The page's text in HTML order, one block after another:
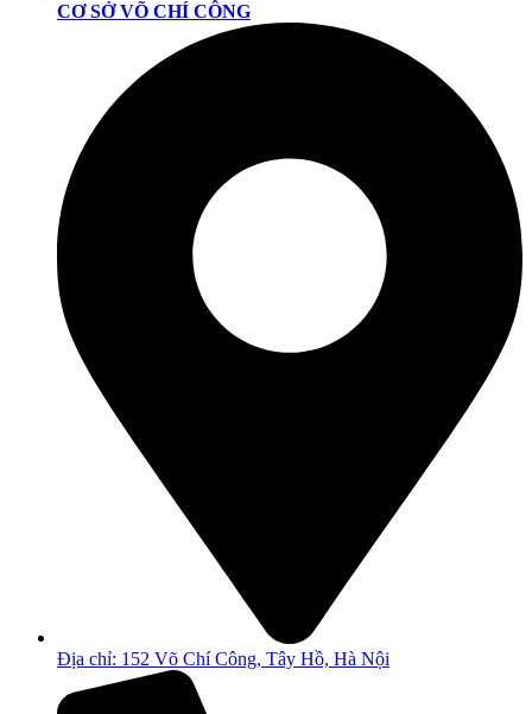
CƠ SỞ VÕ CHÍ CÔNG
Địa chỉ: 152 Võ Chí Công, Tây Hồ, Hà Nội